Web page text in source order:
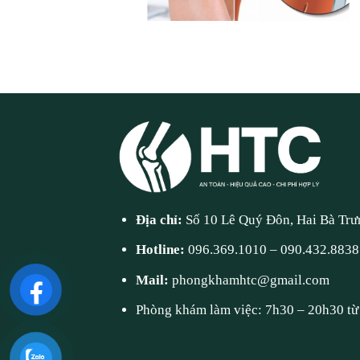
Địa chỉ: Số 10 Lê Quý Đôn, Hai Bà
Hotline:096.369.1010 –090.432.8838
Mail:phongkhamhtc@gmail.com
Phòng khám làm việc: 7h30 – 20h30